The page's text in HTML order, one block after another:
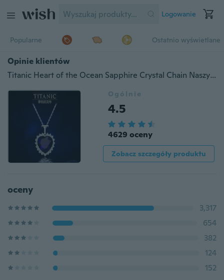
Logowanie
Popularne Ostatnio wyświetlane
Opinie klientów
Titanic Heart of the Ocean Sapphire Crystal Chain Naszyjnik Wisiorek Biżuteria Plate
Ogólnie
4.5
4629 oceny
Zobacz szczegóły produktu
oceny
3,317
654
382
124
152